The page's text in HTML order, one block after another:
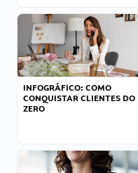
INFOGRÁFICO: COMO
CONQUISTAR CLIENTES DO
ZERO